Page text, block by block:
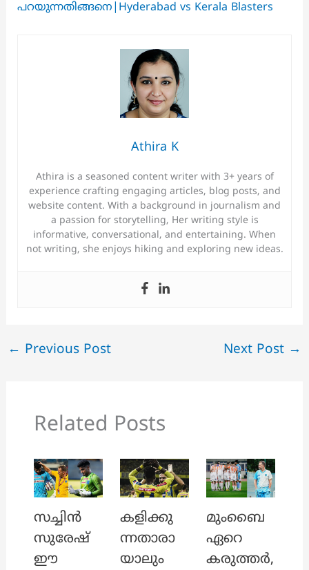
പറയുന്നതിങ്ങനെ|Hyderabad vs Kerala Blasters
Athira K
Athira is a seasoned content writer with 3+ years of
experience crafting engaging articles, blog posts, and
website content. With a background in journalism and
a passion for storytelling, Her writing style is
informative, conversational, and entertaining. When
not writing, she enjoys hiking and exploring new ideas.
← Previous Post Next Post →
Related Posts
സച്ചിൻ
സുരേഷ്
ഈ
കളിക്കു
ന്നതാരാ
യാലും
മുംബൈ
ഏറെ
കരുത്തർ,